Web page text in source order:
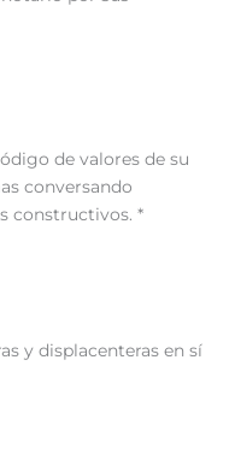
de valores de su
conversando
constructivos. *
y displacenteras en sí